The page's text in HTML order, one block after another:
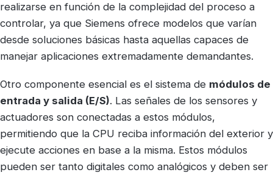
realizarse en función de la complejidad del proceso a
controlar, ya que Siemens ofrece modelos que varían
desde soluciones básicas hasta aquellas capaces de
manejar aplicaciones extremadamente demandantes.
Otro componente esencial es el sistema de módulos de
entrada y salida (E/S). Las señales de los sensores y
actuadores son conectadas a estos módulos,
permitiendo que la CPU reciba información del exterior y
ejecute acciones en base a la misma. Estos módulos
pueden ser tanto digitales como analógicos y deben ser